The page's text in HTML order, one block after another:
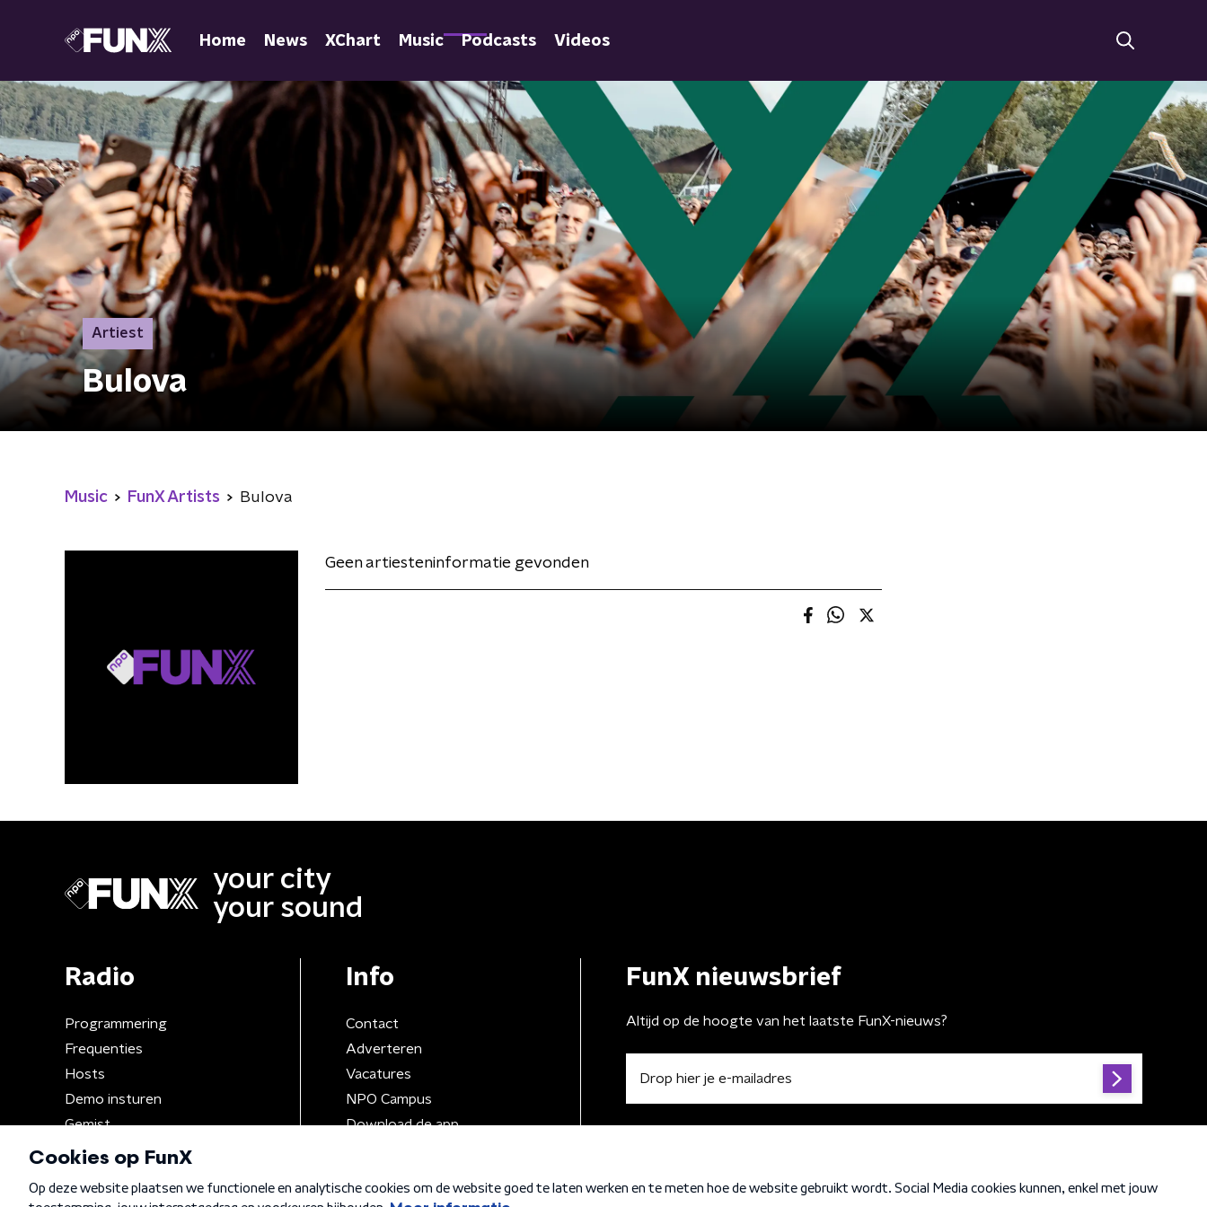
Home News XChart Music Podcasts Videos
Artiest
Bulova
Music FunX Artists Bulova
Geen artiesteninformatie gevonden
your city
your sound
Radio
Programmering
Frequenties
Hosts
Demo insturen
Gemist
Info
Contact
Adverteren
Vacatures
NPO Campus
Download de app
FunX nieuwsbrief
Altijd op de hoogte van het laatste FunX-nieuws?